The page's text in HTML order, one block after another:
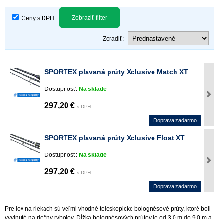
Ceny s DPH Zobraziť filter
Zoradiť:
SPORTEX plavaná prúty Xclusive Match XT
Dostupnosť: Na sklade
297,20 € s DPH
Doprava zadarmo
SPORTEX plavaná prúty Xclusive Float XT
Dostupnosť: Na sklade
297,20 € s DPH
Doprava zadarmo
Pre lov na riekach sú veľmi vhodné teleskopické bolognésové prúty, ktoré boli
vyvinuté na riečny rybolov. Dĺžka bolognésových prútov je od 3,0 m do 9,0 m a